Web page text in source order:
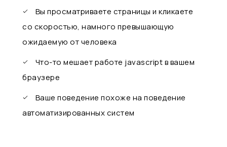
Вы просматриваете страницы и кликаете
со скоростью, намного превышающую
ожидаемую от человека
Что-то мешает работе javascript в вашем
браузере
Ваше поведение похоже на поведение
автоматизированных систем